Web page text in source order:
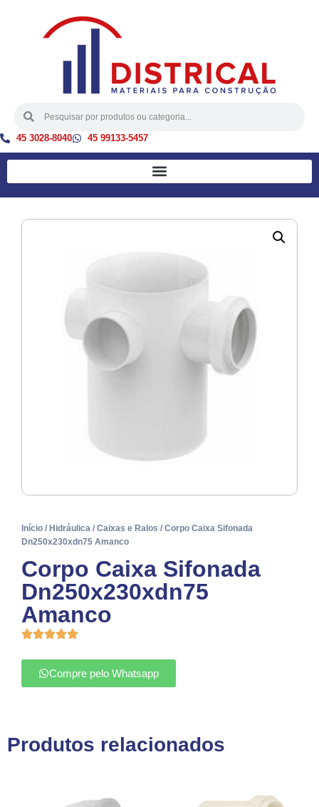
45 3028-8040 45 99133-5457
Início / Hidráulica / Caixas e Ralos / Corpo Caixa Sifonada
Dn250x230xdn75 Amanco
Corpo Caixa Sifonada
Dn250x230xdn75
Amanco
Compre pelo Whatsapp
Produtos relacionados